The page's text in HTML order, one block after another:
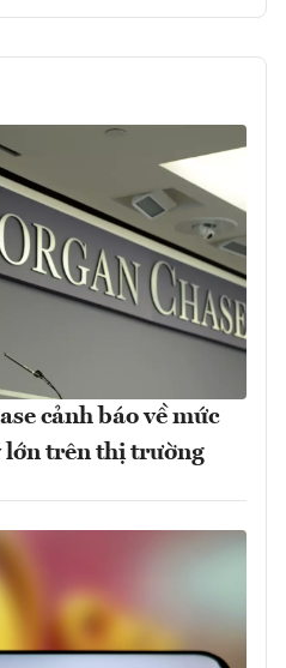
cảnh báo về mức
lớn trên thị trường